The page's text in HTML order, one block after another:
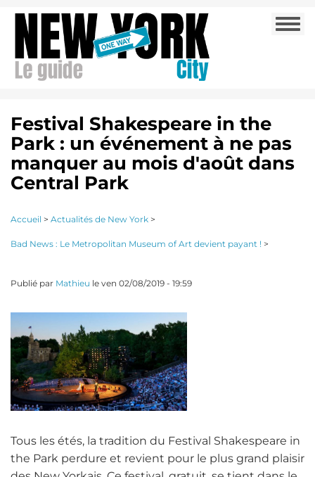
Aller
contenu
principal
Festival Shakespeare in the
Park : un événement à ne pas
manquer au mois d'août dans
Central Park
Accueil > Actualités de New York >
Bad News : Le Metropolitan Museum of Art devient payant ! >
Publié par Mathieu le ven 02/08/2019 - 19:59
Tous les étés, la tradition du Festival Shakespeare in
the Park perdure et revient pour le plus grand plaisir